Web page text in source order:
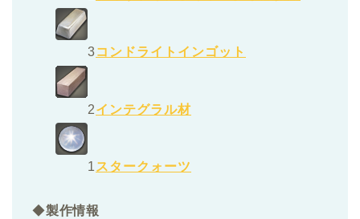
3コンドライトインゴット
2インテグラル材
1 スタークォーツ
◆製作情報